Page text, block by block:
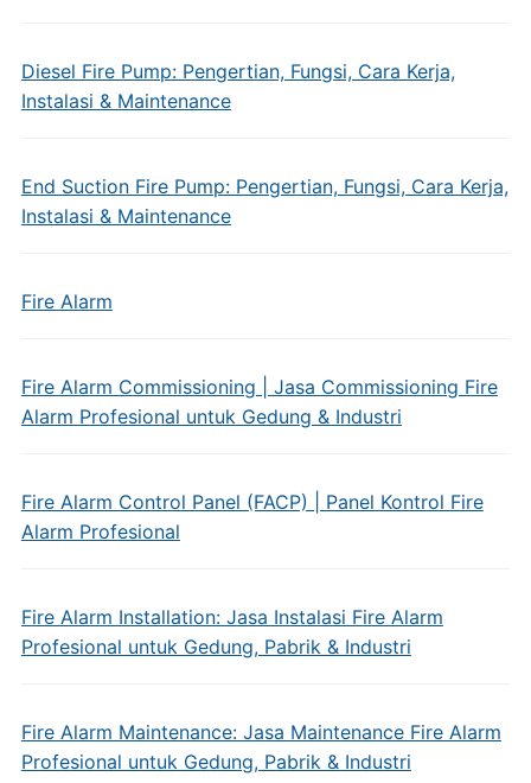
Diesel Fire Pump: Pengertian, Fungsi, Cara Kerja,
Instalasi & Maintenance
End Suction Fire Pump: Pengertian, Fungsi, Cara Kerja,
Instalasi & Maintenance
Fire Alarm
Fire Alarm Commissioning | Jasa Commissioning Fire
Alarm Profesional untuk Gedung & Industri
Fire Alarm Control Panel (FACP) | Panel Kontrol Fire
Alarm Profesional
Fire Alarm Installation: Jasa Instalasi Fire Alarm
Profesional untuk Gedung, Pabrik & Industri
Fire Alarm Maintenance: Jasa Maintenance Fire Alarm
Profesional untuk Gedung, Pabrik & Industri